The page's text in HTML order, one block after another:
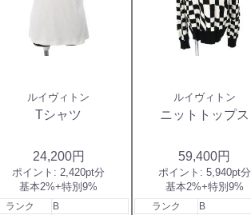
ルイヴィトン
Tシャツ
24,200円
ポイント:2,420pt分
基本2%+特別9%
ランク
B
ルイヴィトン
ニットトップス
59,400円
ポイント: 5,940pt分
基本2%+特別9%
ランク
B